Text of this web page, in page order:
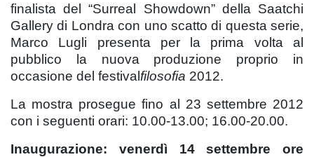
finalista del “Surreal Showdown” della Saatchi
Gallery di Londra con uno scatto di questa serie,
Marco Lugli presenta per la prima volta al
pubblico la nuova produzione proprio in
occasione del festivalfilosofia 2012.
La mostra prosegue fino al 23 settembre 2012
con i seguenti orari: 10.00-13.00; 16.00-20.00.
Inaugurazione: venerdì 14 settembre ore